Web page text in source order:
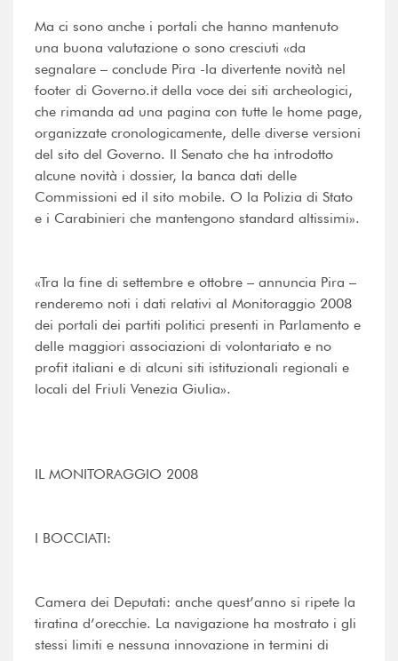
Ma ci sono anche i portali che hanno mantenuto
una buona valutazione o sono cresciuti «da
segnalare – conclude Pira -la divertente novità nel
footer di Governo.it della voce dei siti archeologici,
che rimanda ad una pagina con tutte le home page,
organizzate cronologicamente, delle diverse versioni
del sito del Governo. Il Senato che ha introdotto
alcune novità i dossier, la banca dati delle
Commissioni ed il sito mobile. O la Polizia di Stato
e i Carabinieri che mantengono standard altissimi».
«Tra la fine di settembre e ottobre – annuncia Pira –
renderemo noti i dati relativi al Monitoraggio 2008
dei portali dei partiti politici presenti in Parlamento e
delle maggiori associazioni di volontariato e no
profit italiani e di alcuni siti istituzionali regionali e
locali del Friuli Venezia Giulia».
IL MONITORAGGIO 2008
I BOCCIATI:
Camera dei Deputati: anche quest’anno si ripete la
tiratina d’orecchie. La navigazione ha mostrato i gli
stessi limiti e nessuna innovazione in termini di